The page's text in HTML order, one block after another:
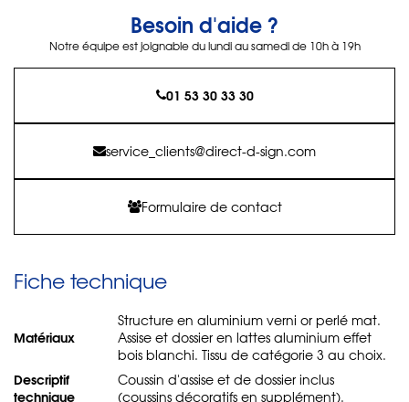
Besoin d'aide ?
Notre équipe est joignable du lundi au samedi de 10h à 19h
01 53 30 33 30
service_clients@direct-d-sign.com
Formulaire de contact
Fiche technique
Matériaux
Structure en aluminium verni or perlé mat.
Assise et dossier en lattes aluminium effet
bois blanchi. Tissu de catégorie 3 au choix.
Descriptif
technique
Coussin d'assise et de dossier inclus
(coussins décoratifs en supplément).